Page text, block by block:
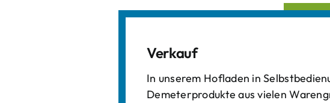
Verkauf
In unserem Hofladen in
Demeterprodukte aus vielen